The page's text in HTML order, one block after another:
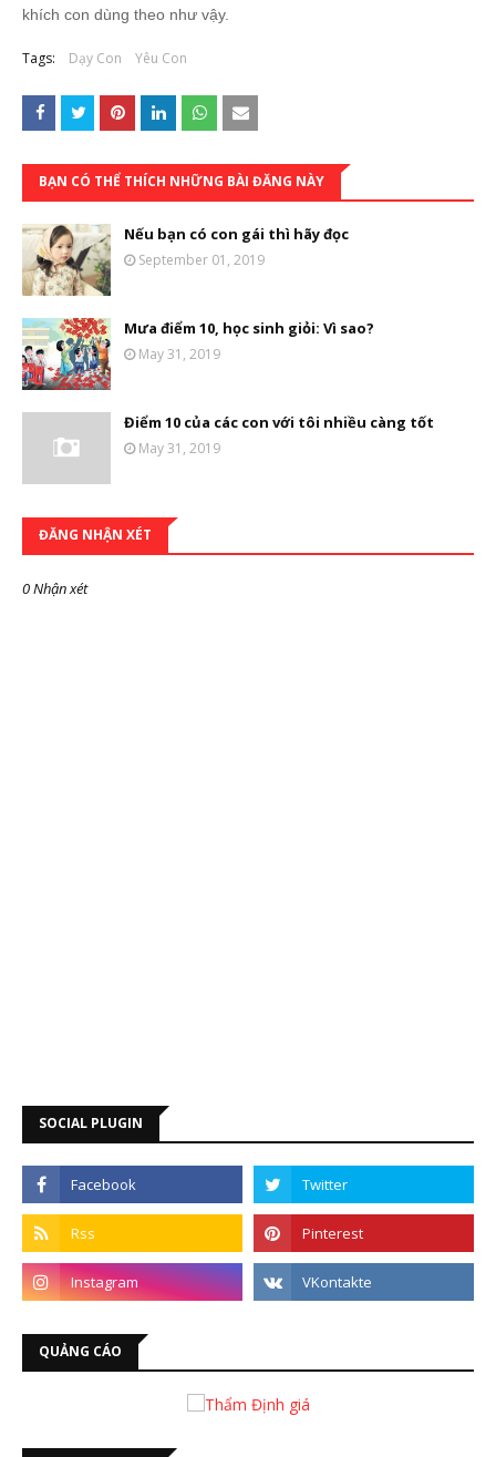
khích con dùng theo như vậy.
Tags: Dạy Con Yêu Con
BẠN CÓ THỂ THÍCH NHỮNG BÀI ĐĂNG NÀY
Nếu bạn có con gái thì hãy đọc
September 01, 2019
Mưa điểm 10, học sinh giỏi: Vì sao?
May 31, 2019
Điểm 10 của các con với tôi nhiều càng tốt
May 31, 2019
ĐĂNG NHẬN XÉT
0 Nhận xét
SOCIAL PLUGIN
QUẢNG CÁO